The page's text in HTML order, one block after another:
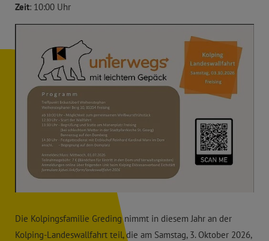
Zeit: 10:00 Uhr
Die Kolpingsfamilie Greding nimmt in diesem Jahr an der
Kolping-Landeswallfahrt teil, die am Samstag, 3. Oktober 2026,